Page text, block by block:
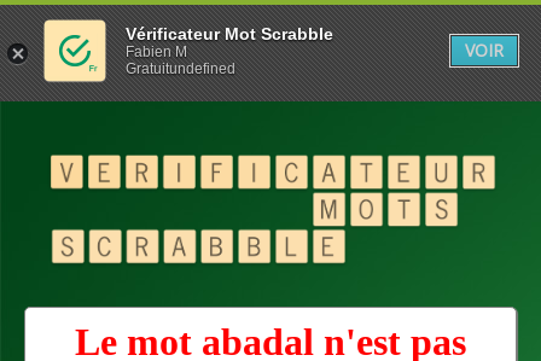
Le mot abadal n'est pas
Vérificateur Mot Scrabble
Fabien M
Gratuitundefined
VOIR